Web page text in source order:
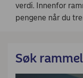
verdi. Innenfor
pengene når du
Søk